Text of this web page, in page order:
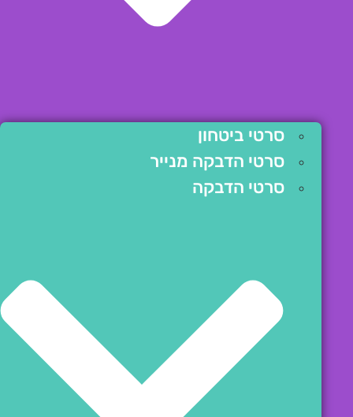
סרטי ביטחון
סרטי הדבקה מנייר
סרטי הדבקה